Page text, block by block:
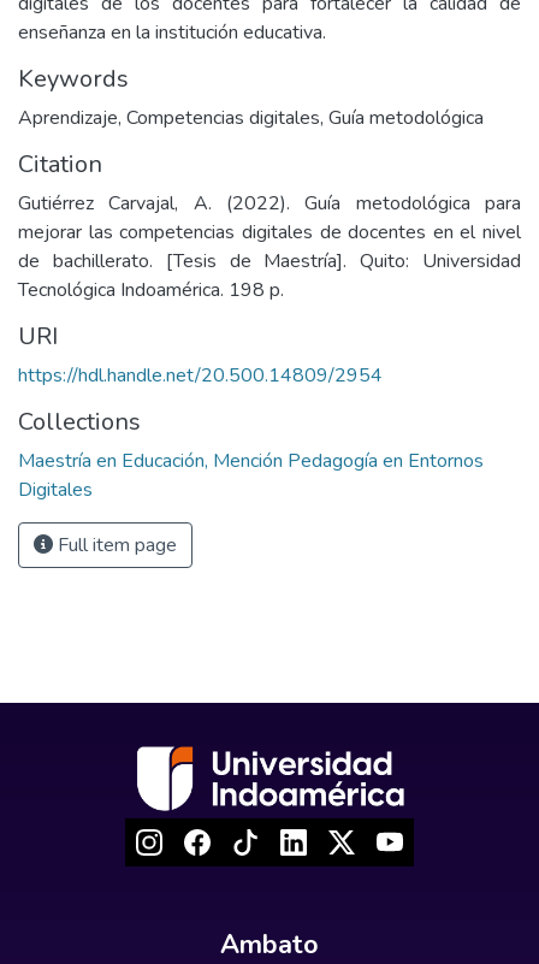
enseñanza en la institución educativa.
Keywords
Aprendizaje, Competencias digitales, Guía metodológica
Citation
Gutiérrez Carvajal, A. (2022). Guía metodológica para
mejorar las competencias digitales de docentes en el nivel
de bachillerato. [Tesis de Maestría]. Quito: Universidad
Tecnológica Indoamérica. 198 p.
URI
https://hdl.handle.net/20.500.14809/2954
Collections
Maestría en Educación, Mención Pedagogía en Entornos
Digitales
Full item page
Ambato